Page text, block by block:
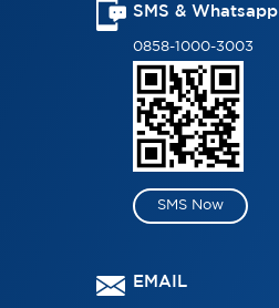
SMS & Whatsapp
0858-1000-3003
SMS Now
EMAIL